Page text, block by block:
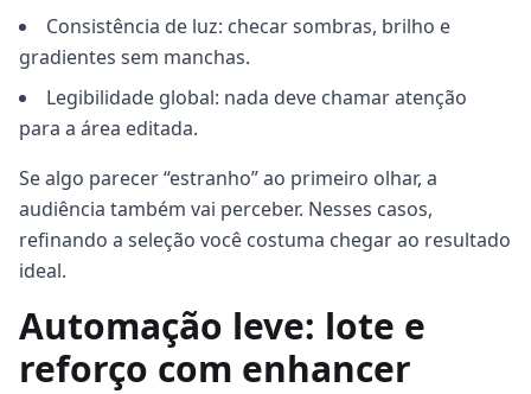
Consistência de luz: checar sombras, brilho e
gradientes sem manchas.
Legibilidade global: nada deve chamar atenção
para a área editada.
Se algo parecer “estranho” ao primeiro olhar, a
audiência também vai perceber. Nesses casos,
refinando a seleção você costuma chegar ao resultado
ideal.
Automação leve: lote e
reforço com enhancer